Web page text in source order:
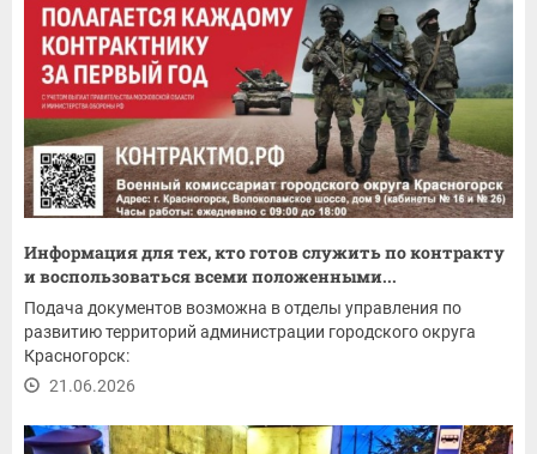
Информация для тех, кто готов служить по контракту
и воспользоваться всеми положенными...
Подача документов возможна в отделы управления по
развитию территорий администрации городского округа
Красногорск:
21.06.2026